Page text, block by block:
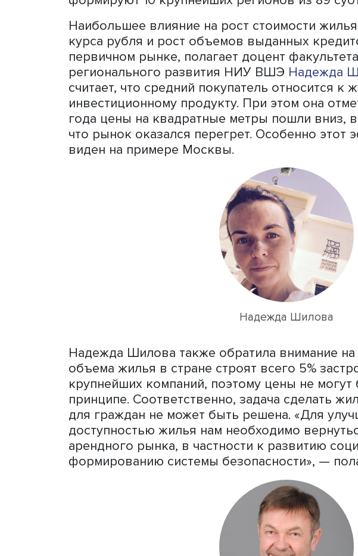
Во-вторых, по итогам 2022 года
относительно рекордного 2021 года.
начале года последовало снижение
что связано с ростом ключевой ставки
неопределенностью в целом. По мере
появления субсидированных
восстанавливался», — отметил эксперт.
По оценкам Минстроя РФ, говорит
по итогам 2022 года превысит 100
итогам 11 месяцев 2022 года
чем за весь 2021 год», — сказал он.
почти 50% от всех общероссийских
формируют 10 крупнейших регионов
Наибольшее влияние на рост
курса рубля и рост объемов
первичном рынке, полагает доцент
регионального развития НИУ ВШЭ
инвестиционному продукту. При этом
года цены на квадратные метры пошли
что рынок оказался перегрет.
виден на примере Москвы.